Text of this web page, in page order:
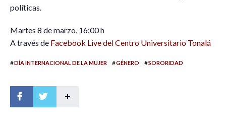
políticas.
Martes 8 de marzo, 16:00 h
A través de Facebook Live del Centro Universitario Tonalá
#DÍA INTERNACIONAL DE LA MUJER #GÉNERO #SORORIDAD
+